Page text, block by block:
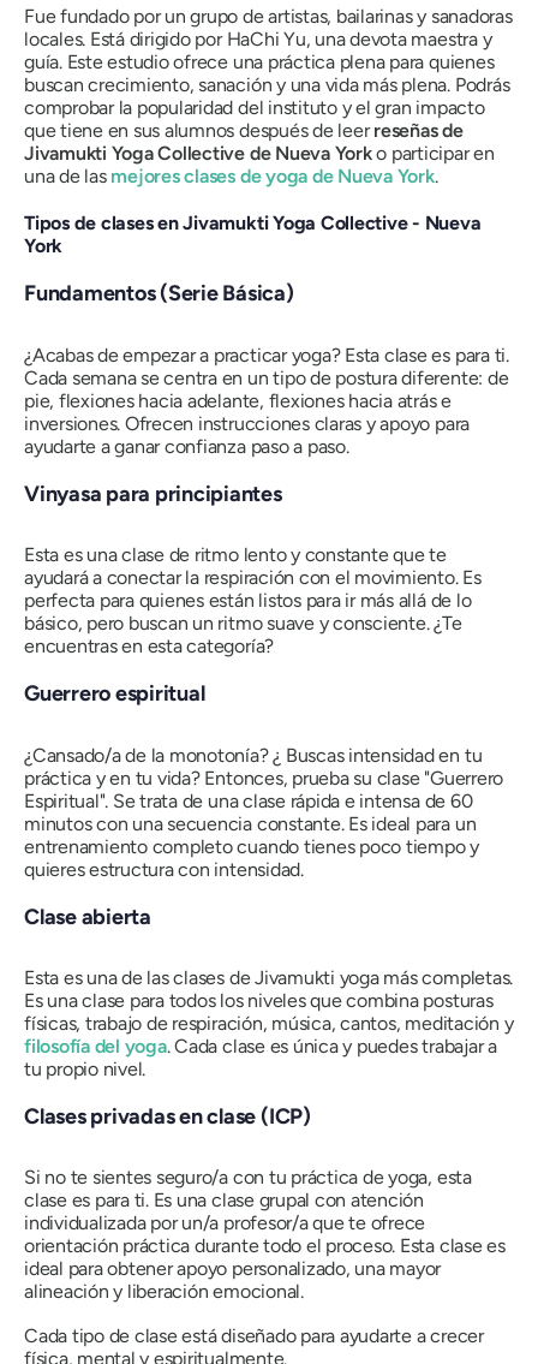
Fue fundado por un grupo de artistas, bailarinas y sanadoras
locales. Está dirigido por HaChi Yu, una devota maestra y
guía. Este estudio ofrece una práctica plena para quienes
buscan crecimiento, sanación y una vida más plena. Podrás
comprobar la popularidad del instituto y el gran impacto
que tiene en sus alumnos después de leerreseñas de
Jivamukti Yoga Collective de Nueva Yorko participar en
una de las mejores clases de yoga de Nueva York.
Tipos de clases en Jivamukti Yoga Collective - Nueva
York
Fundamentos (Serie Básica)
¿Acabas de empezar a practicar yoga? Esta clase es para ti.
Cada semana se centra en un tipo de postura diferente: de
pie, flexiones hacia adelante, flexiones hacia atrás e
inversiones. Ofrecen instrucciones claras y apoyo para
ayudarte a ganar confianza paso a paso.
Vinyasa para principiantes
Esta es una clase de ritmo lento y constante que te
ayudará a conectar la respiración con el movimiento. Es
perfecta para quienes están listos para ir más allá de lo
básico, pero buscan un ritmo suave y consciente. ¿Te
encuentras en esta categoría?
Guerrero espiritual
¿Cansado/a de la monotonía? ¿ Buscas intensidad en tu
práctica y en tu vida? Entonces, prueba su clase "Guerrero
Espiritual". Se trata de una clase rápida e intensa de 60
minutos con una secuencia constante. Es ideal para un
entrenamiento completo cuando tienes poco tiempo y
quieres estructura con intensidad.
Clase abierta
Esta es una de las clases de Jivamukti yoga más completas.
Es una clase para todos los niveles que combina posturas
físicas, trabajo de respiración, música, cantos, meditación y
filosofía del yoga. Cada clase es única y puedes trabajar a
tu propio nivel.
Clases privadas en clase (ICP)
Si no te sientes seguro/a con tu práctica de yoga, esta
clase es para ti. Es una clase grupal con atención
individualizada por un/a profesor/a que te ofrece
orientación práctica durante todo el proceso. Esta clase es
ideal para obtener apoyo personalizado, una mayor
alineación y liberación emocional.
Cada tipo de clase está diseñado para ayudarte a crecer
física, mental y espiritualmente.